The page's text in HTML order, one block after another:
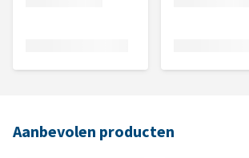
Aanbevolen producten